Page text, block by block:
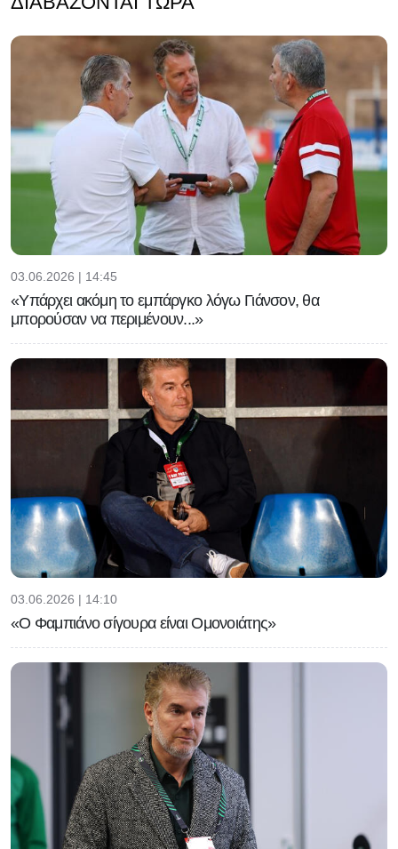
03.06.2026 | 14:45
«Υπάρχει ακόμη το εμπάργκο λόγω Γιάνσον, θα
μπορούσαν να περιμένουν...»
03.06.2026 | 14:10
«Ο Φαμπιάνο σίγουρα είναι Ομονοιάτης»